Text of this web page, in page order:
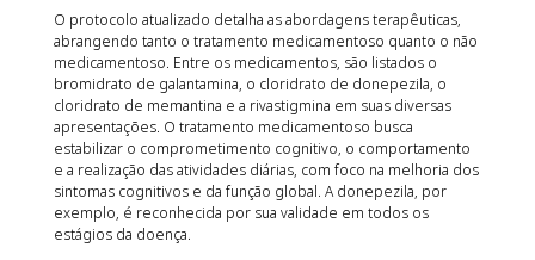
O protocolo atualizado detalha as abordagens terapêuticas,
abrangendo tanto o tratamento medicamentoso quanto o não
medicamentoso. Entre os medicamentos, são listados o
bromidrato de galantamina, o cloridrato de donepezila, o
cloridrato de memantina e a rivastigmina em suas diversas
apresentações. O tratamento medicamentoso busca
estabilizar o comprometimento cognitivo, o comportamento
e a realização das atividades diárias, com foco na melhoria dos
sintomas cognitivos e da função global. A donepezila, por
exemplo, é reconhecida por sua validade em todos os
estágios da doença.